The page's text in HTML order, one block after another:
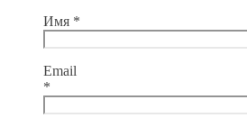
Имя *
Email
*